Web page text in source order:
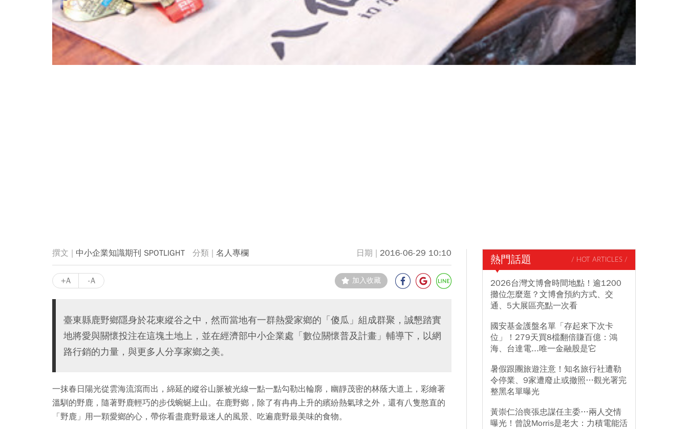
中小企業知識期刊 SPOTLIGHT 名人專欄 2016-06-29 10:10
+A -A 加入收藏
臺東縣鹿野鄉隱身於花東縱谷之中，然而當地有一群熱愛家鄉的「傻瓜」組成群聚，誠懇踏實
地將愛與關懷投注在這塊土地上，並在經濟部中小企業處「數位關懷普及計畫」輔導下，以網
路行銷的力量，與更多人分享家鄉之美。
一抹春日陽光從雲海流瀉而出，綿延的縱谷山脈被光線一點一點勾勒出輪廓，幽靜茂密的林蔭大道上，彩繪著
溫馴的野鹿，隨著野鹿輕巧的步伐蜿蜒上山。在鹿野鄉，除了有冉冉上升的繽紛熱氣球之外，還有八隻憨直的
「野鹿」用一顆愛鄉的心，帶你看盡鹿野最迷人的風景、吃遍鹿野最美味的食物。
熱門話題 / HOT ARTICLES /
2026台灣文博會時間地點！逾1200
攤位怎麼逛？文博會預約方式、交
通、5大展區亮點一次看
國安基金護盤名單「存起來下次卡
位」！279天買8檔翻倍賺百億：鴻
海、台達電...唯一金融股是它
暑假跟團旅遊注意！知名旅行社遭勒
令停業、9家遭廢止或撤照…觀光署完
整黑名單曝光
黃崇仁治喪張忠謀任主委…兩人交情
曝光！曾說Morris是老大：力積電能活